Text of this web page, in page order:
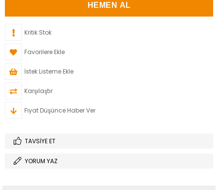
Kritik Stok
Favorilere Ekle
İstek Listeme Ekle
Karşılaştır
Fiyat Düşünce Haber Ver
TAVSIYE ET
YORUM YAZ